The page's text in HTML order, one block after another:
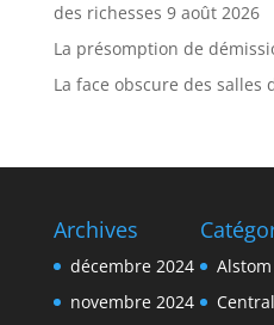
des richesses 9 août 2026
La présomption de
La face obscure des salles
Archives
décembre 2024
novembre 2024
Alstom
Central